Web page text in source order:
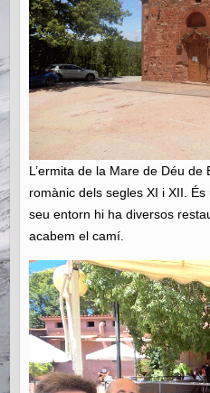
L’ermita de la Mare de Déu de
romànic dels segles XI i XII.
seu entorn hi ha diversos
acabem el camí.